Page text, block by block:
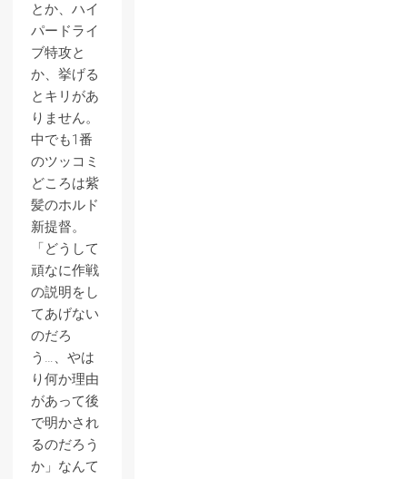
とか、ハイ
パードライ
ブ特攻と
か、挙げる
とキリがあ
りません。
中でも1番
のツッコミ
どころは紫
髪のホルド
新提督。
「どうして
頑なに作戦
の説明をし
てあげない
のだろ
う…、やは
り何か理由
があって後
で明かされ
るのだろう
か」なんて